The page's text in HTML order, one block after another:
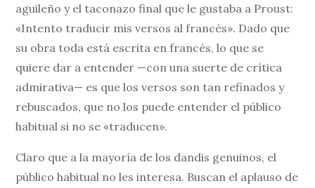
aguileño y el taconazo final que le gustaba a Proust:
«Intento traducir mis versos al francés». Dado que
su obra toda está escrita en francés, lo que se
quiere dar a entender —con una suerte de crítica
admirativa— es que los versos son tan refinados y
rebuscados, que no los puede entender el público
habitual si no se «traducen».
Claro que a la mayoría de los dandis genuinos, el
público habitual no les interesa. Buscan el aplauso de